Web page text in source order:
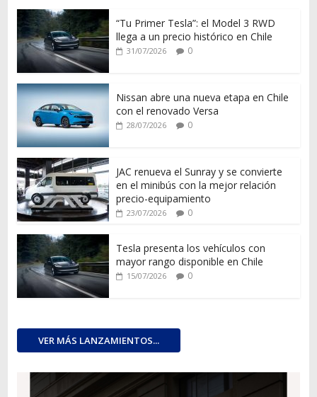
“Tu Primer Tesla”: el Model 3 RWD
llega a un precio histórico en Chile
31/07/2026 0
Nissan abre una nueva etapa en Chile
con el renovado Versa
28/07/2026 0
JAC renueva el Sunray y se convierte
en el minibús con la mejor relación
precio-equipamiento
23/07/2026 0
Tesla presenta los vehículos con
mayor rango disponible en Chile
15/07/2026 0
VER MÁS LANZAMIENTOS...